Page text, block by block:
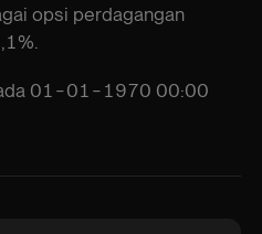
opsi perdagangan
01-01-1970 00:00